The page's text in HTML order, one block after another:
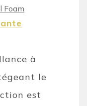
Foam
à
le
est